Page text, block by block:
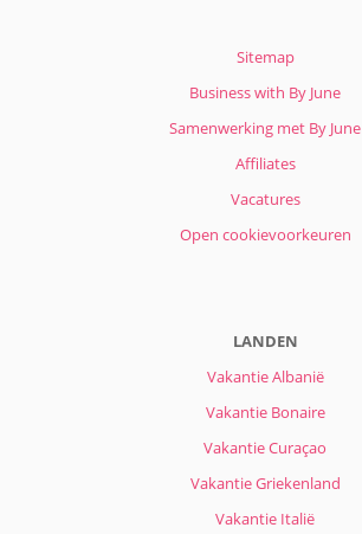
Sitemap
Business with By June
Samenwerking met By June
Affiliates
Vacatures
Open cookievoorkeuren
LANDEN
Vakantie Albanië
Vakantie Bonaire
Vakantie Curaçao
Vakantie Griekenland
Vakantie Italië